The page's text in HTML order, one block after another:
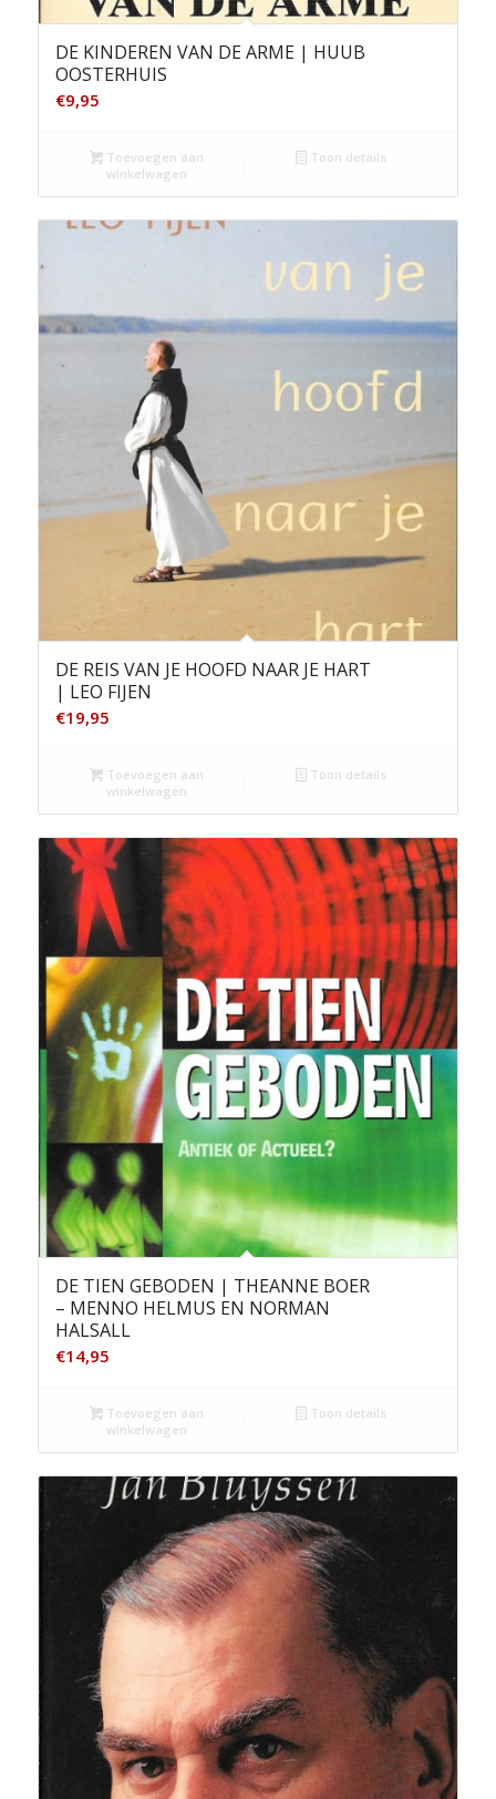
DE KINDEREN VAN DE ARME | HUUB
OOSTERHUIS
€9,95
Toevoegen aan
winkelwagen
Toon details
DE REIS VAN JE HOOFD NAAR JE HART
| LEO FIJEN
€19,95
Toevoegen aan
winkelwagen
Toon details
DE TIEN GEBODEN | THEANNE BOER
– MENNO HELMUS EN NORMAN
HALSALL
€14,95
Toevoegen aan
winkelwagen
Toon details